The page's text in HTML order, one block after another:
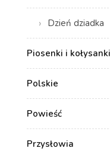
Dzień dziadka
Piosenki i kołysanki
Polskie
Powieść
Przysłowia